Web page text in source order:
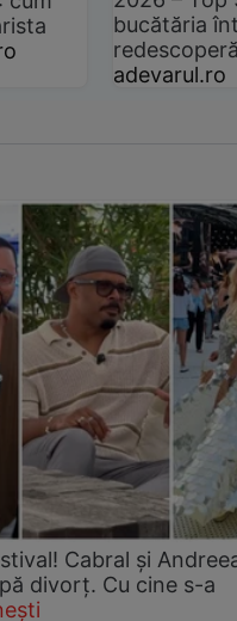
bucătăria
adevarul.ro
Cabral și
divorț. Cu cine s-a